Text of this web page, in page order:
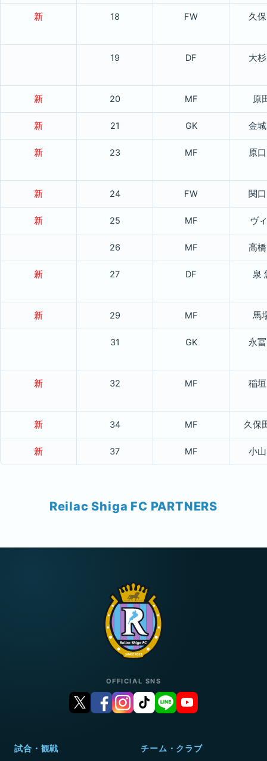
新 18 FW 久
19 DF 大
新 20 MF 原
新 21 GK 金
新 23 MF 原
新 24 FW 関
新 25 MF ヴ
26 MF 高
新 27 DF 泉
新 29 MF 馬
31 GK 永
新 32 MF 稲
新 34 MF 久保
新 37 MF 小
Reilac Shiga FC PARTNERS
OFFICIAL SNS
試合・観戦 チーム・クラブ